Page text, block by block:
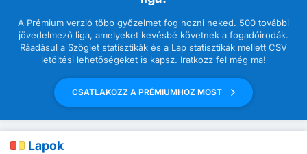
A Prémium verzió több győzelmet fog hozni neked. 500 további
jövedelmező liga, amelyeket kevésbé követnek a fogadóirodák.
Ráadásul a Szöglet statisztikák és a Lap statisztikák mellett CSV
letöltési lehetőségeket is kapsz. Iratkozz fel még ma!
CSATLAKOZZ A PRÉMIUMHOZ MOST
Lapok